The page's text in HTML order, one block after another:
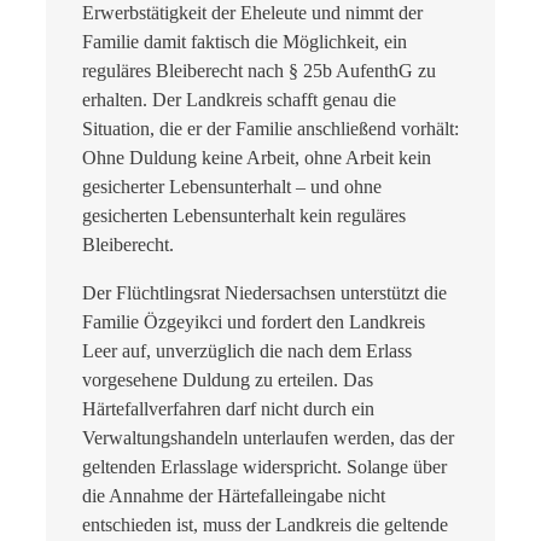
Erwerbstätigkeit der Eheleute und nimmt der
Familie damit faktisch die Möglichkeit, ein
reguläres Bleiberecht nach § 25b AufenthG zu
erhalten. Der Landkreis schafft genau die
Situation, die er der Familie anschließend vorhält:
Ohne Duldung keine Arbeit, ohne Arbeit kein
gesicherter Lebensunterhalt – und ohne
gesicherten Lebensunterhalt kein reguläres
Bleiberecht.
Der Flüchtlingsrat Niedersachsen unterstützt die
Familie Özgeyikci und fordert den Landkreis
Leer auf, unverzüglich die nach dem Erlass
vorgesehene Duldung zu erteilen. Das
Härtefallverfahren darf nicht durch ein
Verwaltungshandeln unterlaufen werden, das der
geltenden Erlasslage widerspricht. Solange über
die Annahme der Härtefalleingabe nicht
entschieden ist, muss der Landkreis die geltende